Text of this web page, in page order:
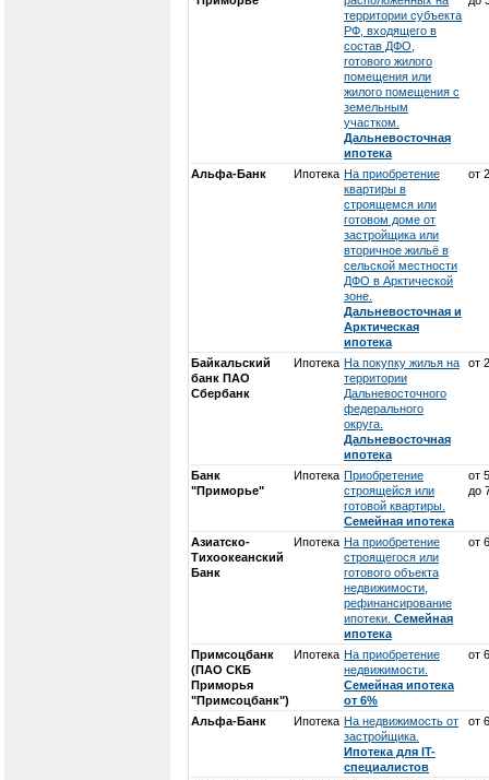
территории субъекта
РФ, входящего в
состав ДФО,
готового жилого
помещения или
жилого помещения с
земельным
участком.
Дальневосточная
ипотека
Альфа-Банк Ипотека На приобретение
квартиры в
строящемся или
готовом доме от
застройщика или
вторичное жильё в
сельской местности
ДФО в Арктической
зоне.
Дальневосточная и
Арктическая
ипотека
от
Байкальский
банк ПАО
Сбербанк
Ипотека На покупку жилья на
территории
Дальневосточного
федерального
округа.
Дальневосточная
ипотека
от
Банк
"Приморье"
Ипотека Приобретение
строящейся или
готовой квартиры.
Семейная ипотека
от
до
Азиатско-
Тихоокеанский
Банк
Ипотека На приобретение
строящегося или
готового объекта
недвижимости,
рефинансирование
ипотеки. Семейная
ипотека
от
Примсоцбанк
(ПАО СКБ
Приморья
"Примсоцбанк")
Ипотека На приобретение
недвижимости.
Семейная ипотека
от 6%
от
Альфа-Банк Ипотека На недвижимость от
застройщика.
Ипотека для IT-
специалистов
от